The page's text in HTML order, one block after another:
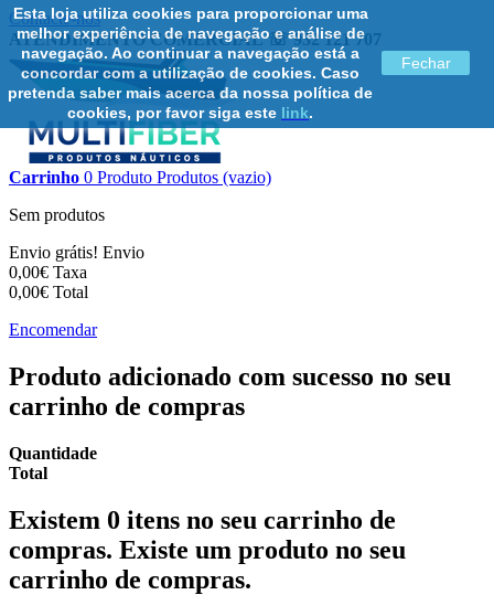
Esta loja utiliza cookies para proporcionar uma
melhor experiência de navegação e análise de
navegação. Ao continuar a navegação está a
concordar com a utilização de cookies. Caso
pretenda saber mais acerca da nossa política de
cookies, por favor siga este link.
Fechar
Contacte-nos
ATENDIMENTO COMERCIAL ☏ 932 121 707
Carrinho 0 Produto Produtos (vazio)
Sem produtos
Envio grátis! Envio
0,00€ Taxa
0,00€ Total
Encomendar
Produto adicionado com sucesso no seu
carrinho de compras
Quantidade
Total
Existem 0 itens no seu carrinho de
compras. Existe um produto no seu
carrinho de compras.